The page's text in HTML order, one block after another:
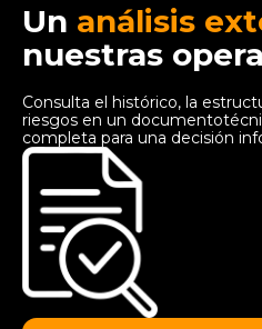
Un análisis
nuestras
Consulta el histórico, la
riesgos en un
completa para una decisión